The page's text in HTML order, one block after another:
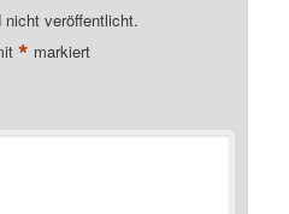
nicht veröffentlicht.
* markiert